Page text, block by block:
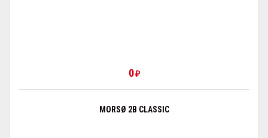
0₽
MORSØ 2B CLASSIC